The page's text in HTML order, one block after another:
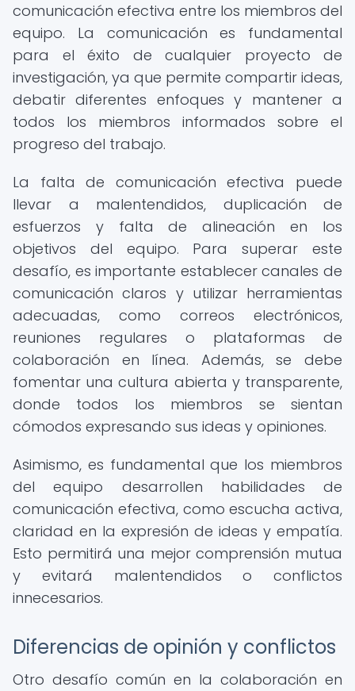
comunicación efectiva entre los miembros del
equipo. La comunicación es fundamental
para el éxito de cualquier proyecto de
investigación, ya que permite compartir ideas,
debatir diferentes enfoques y mantener a
todos los miembros informados sobre el
progreso del trabajo.
La falta de comunicación efectiva puede
llevar a malentendidos, duplicación de
esfuerzos y falta de alineación en los
objetivos del equipo. Para superar este
desafío, es importante establecer canales de
comunicación claros y utilizar herramientas
adecuadas, como correos electrónicos,
reuniones regulares o plataformas de
colaboración en línea. Además, se debe
fomentar una cultura abierta y transparente,
donde todos los miembros se sientan
cómodos expresando sus ideas y opiniones.
Asimismo, es fundamental que los miembros
del equipo desarrollen habilidades de
comunicación efectiva, como escucha activa,
claridad en la expresión de ideas y empatía.
Esto permitirá una mejor comprensión mutua
y evitará malentendidos o conflictos
innecesarios.
Diferencias de opinión y conflictos
Otro desafío común en la colaboración en